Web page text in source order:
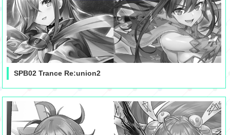
SPB02 Trance Re:union2